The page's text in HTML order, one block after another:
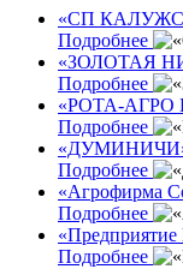
«СП
Подробнее
«ЗОЛОТАЯ
Подробнее
«РОТА-
Подробнее
Подробнее
«Агрофирма
Подробнее
«Предприятие
Подробнее